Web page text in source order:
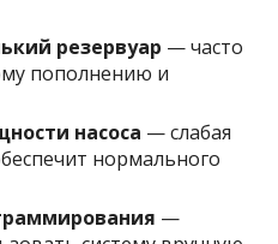
резервуар — часто
пополнению и
насоса — слабая
нормального
—